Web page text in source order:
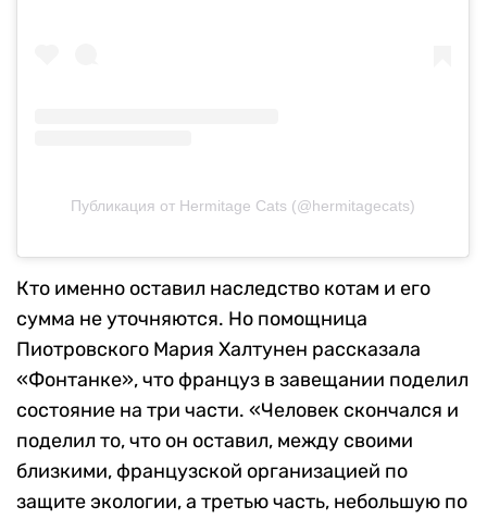
Публикация от Hermitage Cats (@hermitagecats)
Кто именно оставил наследство котам и его
сумма не уточняются. Но помощница
Пиотровского Мария Халтунен рассказала
«Фонтанке», что француз в завещании поделил
состояние на три части. «Человек скончался и
поделил то, что он оставил, между своими
близкими, французской организацией по
защите экологии, а третью часть, небольшую по